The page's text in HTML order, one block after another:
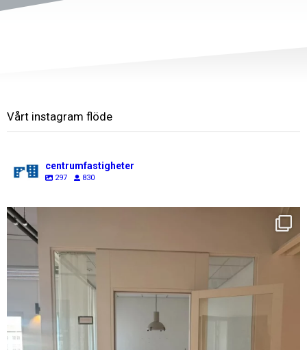
Vårt instagram flöde
centrumfastigheter
297 830